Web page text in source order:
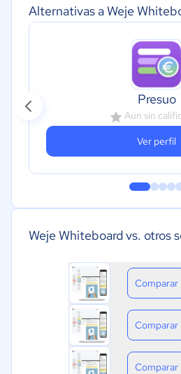
Alternativas a Weje
Presuo
Aún sin
Ver perfil
Weje Whiteboard vs. otros
Comparar
Comparar
Comparar